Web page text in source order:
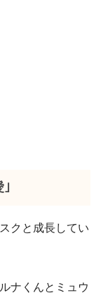
クと成長してい
ナくんとミュウ